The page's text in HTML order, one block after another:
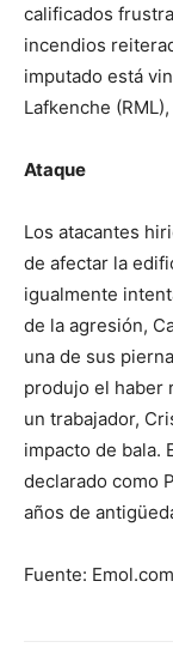
calificados
incendios
imputado está
Lafkenche
Ataque
Los atacantes
de afectar la
igualmente
de la agresión,
una de sus
produjo el haber
un trabajador,
impacto de bala.
declarado como
años de
Fuente: Emol.com